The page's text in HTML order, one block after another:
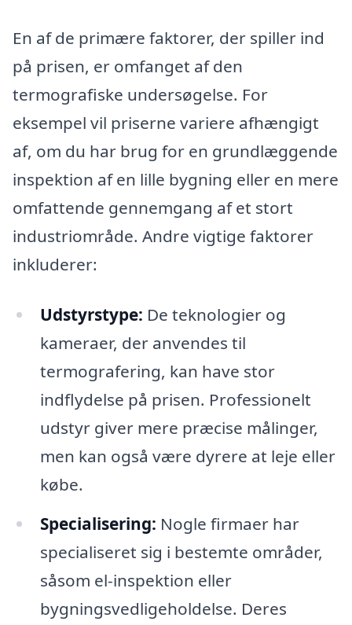
En af de primære faktorer, der spiller ind
på prisen, er omfanget af den
termografiske undersøgelse. For
eksempel vil priserne variere afhængigt
af, om du har brug for en grundlæggende
inspektion af en lille bygning eller en mere
omfattende gennemgang af et stort
industriområde. Andre vigtige faktorer
inkluderer:
Udstyrstype: De teknologier og
kameraer, der anvendes til
termografering, kan have stor
indflydelse på prisen. Professionelt
udstyr giver mere præcise målinger,
men kan også være dyrere at leje eller
købe.
Specialisering: Nogle firmaer har
specialiseret sig i bestemte områder,
såsom el-inspektion eller
bygningsvedligeholdelse. Deres